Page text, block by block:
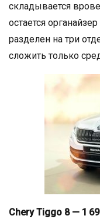
складывается
остается
разделен на три
сложить только
Chery Tiggo 8 — 1